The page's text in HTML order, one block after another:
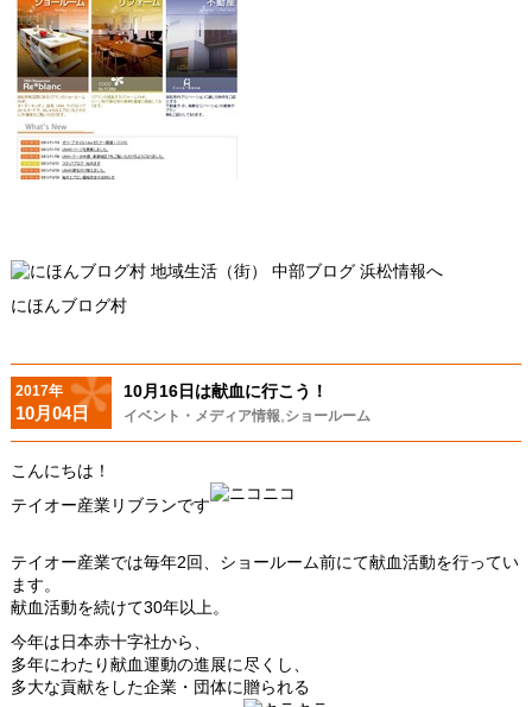
にほんブログ村
2017年
10月04日
10月16日は献血に行こう！
イベント・メディア情報,ショールーム
こんにちは！
テイオー産業リブランです
テイオー産業では毎年2回、ショールーム前にて献血活動を行ってい
ます。
献血活動を続けて30年以上。
今年は日本赤十字社から、
多年にわたり献血運動の進展に尽くし、
多大な貢献をした企業・団体に贈られる